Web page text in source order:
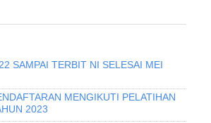
SAMPAI TERBIT NI SELESAI MEI
MENGIKUTI PELATIHAN
2023